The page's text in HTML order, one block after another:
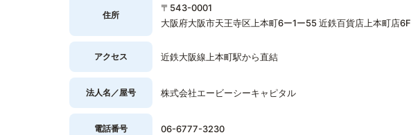
住所
〒543-0001
大阪府大阪市天王寺区上本町6ー1ー55 近鉄百貨店上本町店6F
アクセス 近鉄大阪線上本町駅から直結
法人名／屋号 株式会社エービーシーキャピタル
電話番号 06-6777-3230